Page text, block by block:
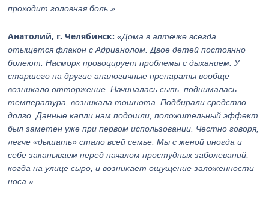
проходит головная боль.»
Анатолий, г. Челябинск: «Дома в аптечке всегда
отыщется флакон с Адрианолом. Двое детей постоянно
болеют. Насморк провоцирует проблемы с дыханием. У
старшего на другие аналогичные препараты вообще
возникало отторжение. Начиналась сыпь, поднималась
температура, возникала тошнота. Подбирали средство
долго. Данные капли нам подошли, положительный эффект
был заметен уже при первом использовании. Честно говоря,
легче «дышать» стало всей семье. Мы с женой иногда и
себе закапываем перед началом простудных заболеваний,
когда на улице сыро, и возникает ощущение заложенности
носа.»